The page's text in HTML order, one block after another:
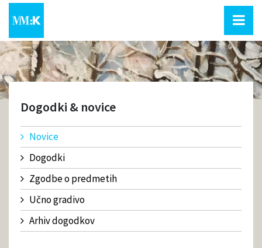
Dogodki & novice
Novice
Dogodki
Zgodbe o predmetih
Učno gradivo
Arhiv dogodkov